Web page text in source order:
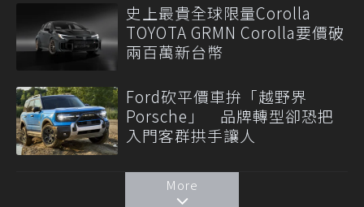
史上最貴全球限量Corolla
TOYOTA GRMN Corolla要價破
兩百萬新台幣
Ford砍平價車拚「越野界
Porsche」 品牌轉型卻恐把
入門客群拱手讓人
More